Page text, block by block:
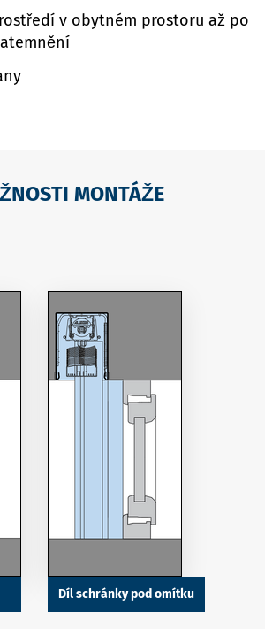
v obytném prostoru až po
MONTÁŽE
Díl schránky pod omítku